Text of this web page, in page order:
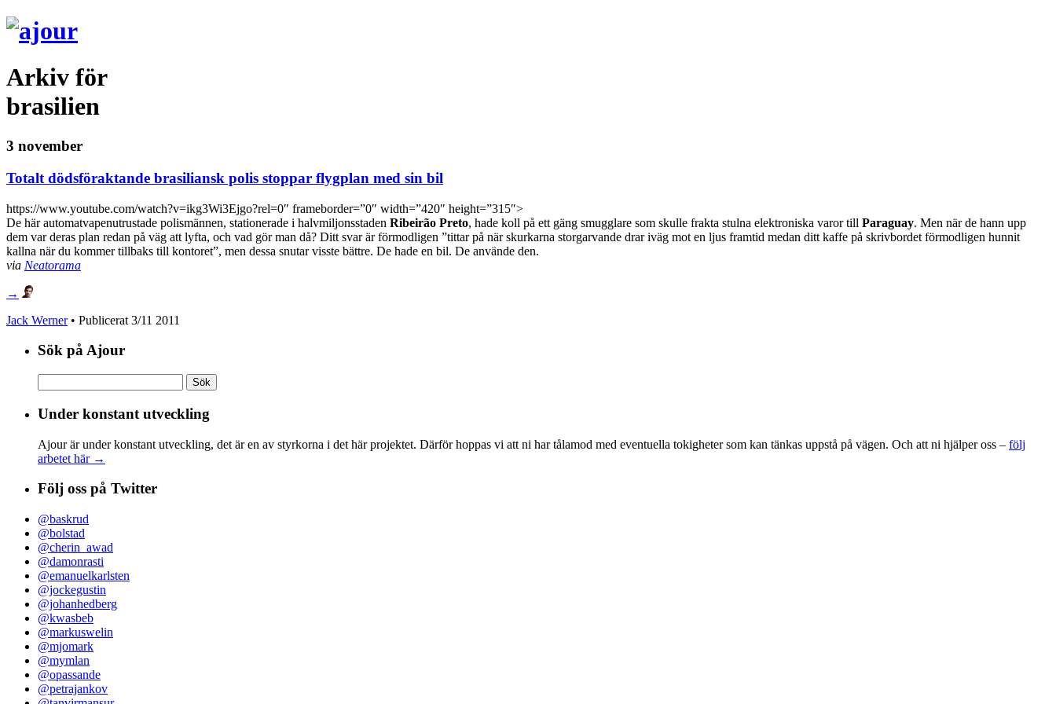
Arkiv för
brasilien
3 november
Totalt dödsföraktande brasiliansk polis stoppar flygplan med sin bil
https://www.youtube.com/watch?v=ikg3Wi3Ejgo?rel=0″ frameborder=”0″ width=”420″ height=”315″>
De här automatvapenutrustade polismännen, stationerade i halvmiljonsstaden Ribeirão Preto, hade koll på ett gäng smugglare som skulle frakta stulna elektroniska varor till Paraguay. Men när de hann upp
dem var deras plan redan på väg att lyfta, och vad gör man då? Ditt svar är förmodligen ”tittar på när skurkarna storgarvande drar iväg mot en ljus framtid medan ditt kaffe på skrivbordet förmodligen hunnit
kallna när du kommer tillbaks till kontoret”, men dessa snutar visste bättre. De hade en bil. De använde den.
via Neatorama
→
Jack Werner• Publicerat 3/11 2011
Sök på Ajour
efter:
Under konstant utveckling
Ajour är under konstant utveckling, det är en av styrkorna i det här projektet. Därför hoppas vi att ni har tålamod med eventuella tokigheter som kan tänkas uppstå på vägen. Och att ni hjälper oss – följ
arbetet här →
Följ oss på Twitter
@baskrud
@bolstad
@cherin_awad
@damonrasti
@emanuelkarlsten
@jockegustin
@johanhedberg
@kwasbeb
@markuswelin
@mjomark
@mymlan
@opassande
@petrajankov